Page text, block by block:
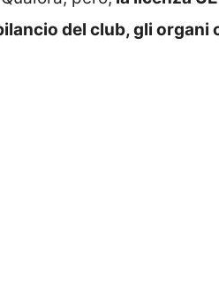
del club, gli organi